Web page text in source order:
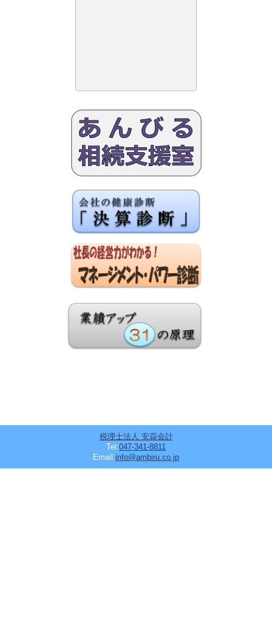
税理士法人 安蒜会計
Tel:047-341-8811
Email:info@ambiru.co.jp